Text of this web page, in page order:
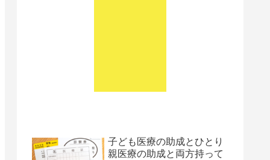
子ども医療の助成とひとり
親医療の助成と両方持って